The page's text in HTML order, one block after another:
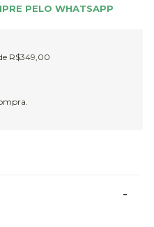
PELO WHATSAPP
R$349,00
-